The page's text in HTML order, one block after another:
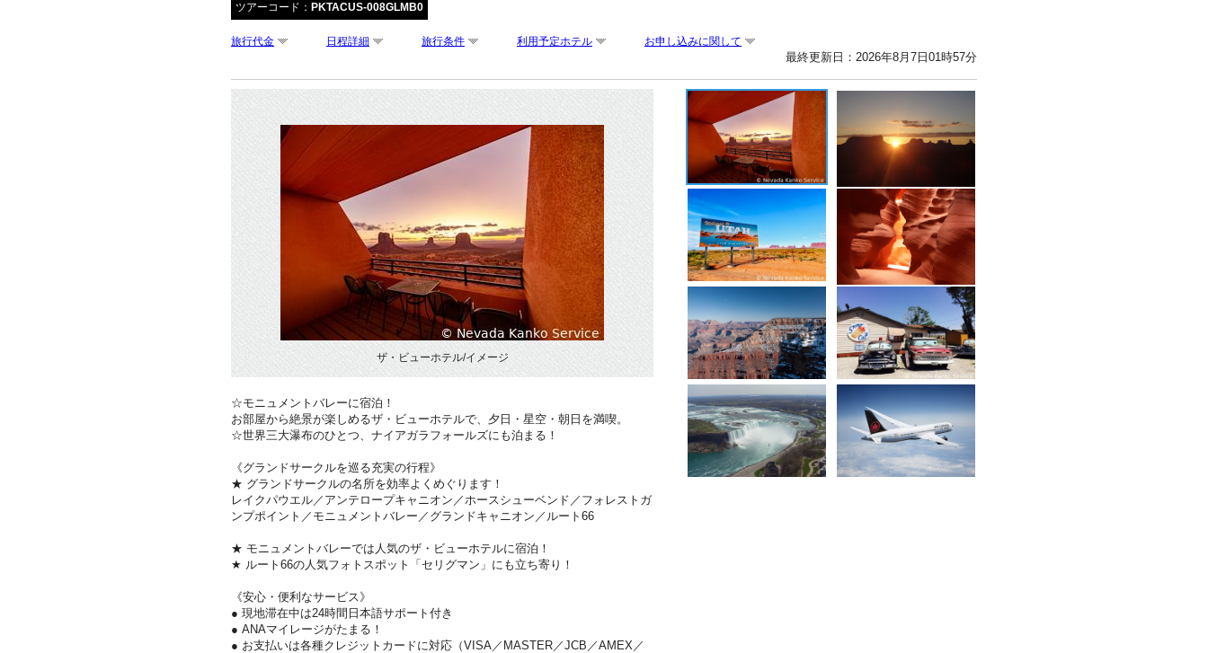
ツアーコード： PKTACUS-008GLMB0
旅行代金 日程詳細 旅行条件 利用予定ホテル お申し込みに関して
最終更新日：2026年8月7日01時57分
ザ・ビューホテル/イメージ
☆モニュメントバレーに宿泊！
お部屋から絶景が楽しめるザ・ビューホテルで、夕日・星空・朝日を満喫。
☆世界三大瀑布のひとつ、ナイアガラフォールズにも泊まる！
《グランドサークルを巡る充実の行程》
★ グランドサークルの名所を効率よくめぐります！
レイクパウエル／アンテロープキャニオン／ホースシューベンド／フォレストガ
ンプポイント／モニュメントバレー／グランドキャニオン／ルート66
★ モニュメントバレーでは人気のザ・ビューホテルに宿泊！
★ ルート66の人気フォトスポット「セリグマン」にも立ち寄り！
《安心・便利なサービス》
● 現地滞在中は24時間日本語サポート付き
● ANAマイレージがたまる！
● お支払いは各種クレジットカードに対応（VISA／MASTER／JCB／AMEX／